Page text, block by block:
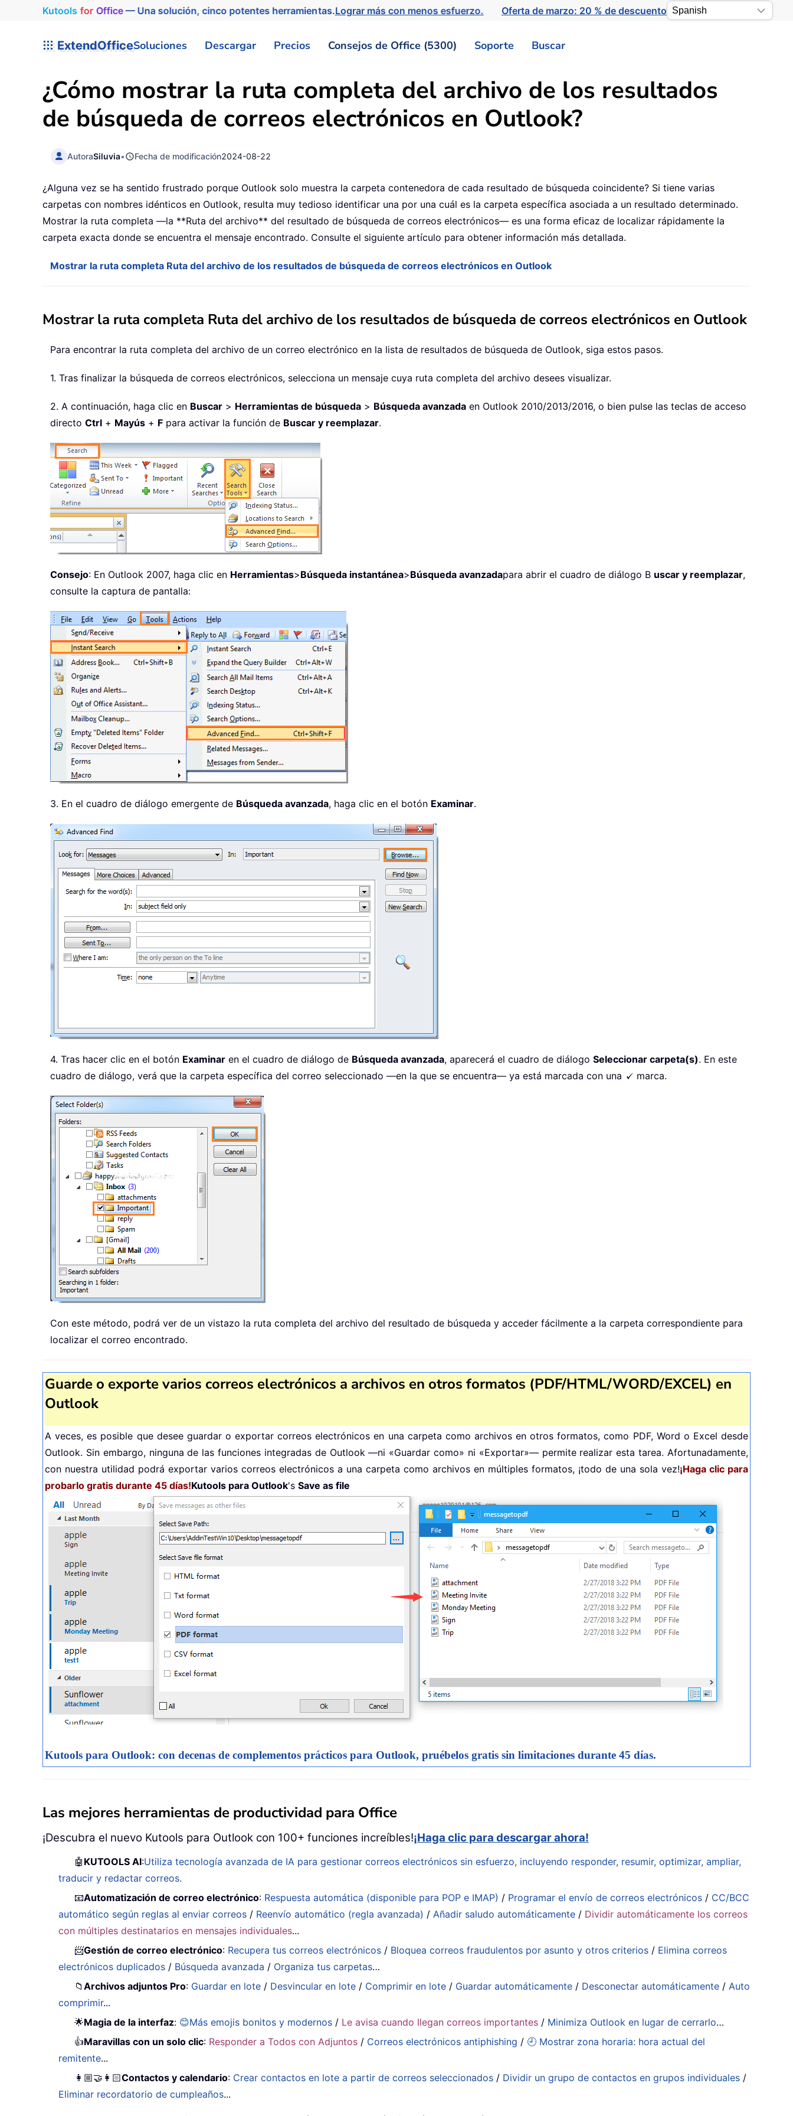
Kutools for Office— Una solución, cinco potentes herramientas.Lograr más con menos esfuerzo. Oferta de marzo: 20 % de descuento
ExtendOfficeSoluciones Descargar Precios Consejos de Office (5300) Soporte Buscar
¿Cómo mostrar la ruta completa del archivo de los resultados
de búsqueda de correos electrónicos en Outlook?
AutoraSiluvia• Fecha de modificación2024-08-22
¿Alguna vez se ha sentido frustrado porque Outlook solo muestra la carpeta contenedora de cada resultado de búsqueda coincidente? Si tiene varias
carpetas con nombres idénticos en Outlook, resulta muy tedioso identificar una por una cuál es la carpeta específica asociada a un resultado determinado.
Mostrar la ruta completa —la **Ruta del archivo** del resultado de búsqueda de correos electrónicos— es una forma eficaz de localizar rápidamente la
carpeta exacta donde se encuentra el mensaje encontrado. Consulte el siguiente artículo para obtener información más detallada.
Mostrar la ruta completa Ruta del archivo de los resultados de búsqueda de correos electrónicos en Outlook
Mostrar la ruta completa Ruta del archivo de los resultados de búsqueda de correos electrónicos en Outlook
Para encontrar la ruta completa del archivo de un correo electrónico en la lista de resultados de búsqueda de Outlook, siga estos pasos.
1. Tras finalizar la búsqueda de correos electrónicos, selecciona un mensaje cuya ruta completa del archivo desees visualizar.
2. A continuación, haga clic en Buscar > Herramientas de búsqueda > Búsqueda avanzada en Outlook 2010/2013/2016, o bien pulse las teclas de acceso
directo Ctrl + Mayús + F para activar la función de Buscar y reemplazar.
Consejo: En Outlook 2007, haga clic en Herramientas>Búsqueda instantánea>Búsqueda avanzadapara abrir el cuadro de diálogo B uscar y reemplazar,
consulte la captura de pantalla:
3. En el cuadro de diálogo emergente de Búsqueda avanzada, haga clic en el botón Examinar.
4. Tras hacer clic en el botón Examinar en el cuadro de diálogo de Búsqueda avanzada, aparecerá el cuadro de diálogo Seleccionar carpeta(s). En este
cuadro de diálogo, verá que la carpeta específica del correo seleccionado —en la que se encuentra— ya está marcada con una
marca.
Con este método, podrá ver de un vistazo la ruta completa del archivo del resultado de búsqueda y acceder fácilmente a la carpeta correspondiente para
localizar el correo encontrado.
Guarde o exporte varios correos electrónicos a archivos en otros formatos (PDF/HTML/WORD/EXCEL) en
Outlook
A veces, es posible que desee guardar o exportar correos electrónicos en una carpeta como archivos en otros formatos, como PDF, Word o Excel desde
Outlook. Sin embargo, ninguna de las funciones integradas de Outlook —ni «Guardar como» ni «Exportar»— permite realizar esta tarea. Afortunadamente,
con nuestra utilidad podrá exportar varios correos electrónicos a una carpeta como archivos en múltiples formatos, ¡todo de una sola vez!¡Haga clic para
probarlo gratis durante 45 días!Kutools para Outlook's Save as file
Kutools para Outlook: con decenas de complementos prácticos para Outlook, pruébelos gratis sin limitaciones durante 45 días.
Las mejores herramientas de productividad para Office
¡Descubra el nuevo Kutools para Outlook con 100+ funciones increíbles!¡Haga clic para descargar ahora!
🤖 KUTOOLS AI:Utiliza tecnología avanzada de IA para gestionar correos electrónicos sin esfuerzo, incluyendo responder, resumir, optimizar, ampliar,
traducir y redactar correos.
📧Automatización de correo electrónico: Respuesta automática (disponible para POP e IMAP) / Programar el envío de correos electrónicos / CC/BCC
automático según reglas al enviar correos / Reenvío automático (regla avanzada) /Añadir saludo automáticamente / Dividir automáticamente los correos
con múltiples destinatarios en mensajes individuales...
📨Gestión de correo electrónico: Recupera tus correos electrónicos / Bloquea correos fraudulentos por asunto y otros criterios / Elimina correos
electrónicos duplicados / Búsqueda avanzada / Organiza tus carpetas…
📁Archivos adjuntos Pro: Guardar en lote / Desvincular en lote / Comprimir en lote / Guardar automáticamente / Desconectar automáticamente /Auto
comprimir...
🌟Magia de la interfaz: 😊Más emojis bonitos y modernos / Le avisa cuando llegan correos importantes / Minimiza Outlook en lugar de cerrarlo…
👍Maravillas con un solo clic: Responder a Todos con Adjuntos / Correos electrónicos antiphishing / 🕘 Mostrar zona horaria: hora actual del
remitente...
👩🏼‍🤝‍👩🏻Contactos y calendario: Crear contactos en lote a partir de correos seleccionados / Dividir un grupo de contactos en grupos individuales /
Eliminar recordatorio de cumpleaños...